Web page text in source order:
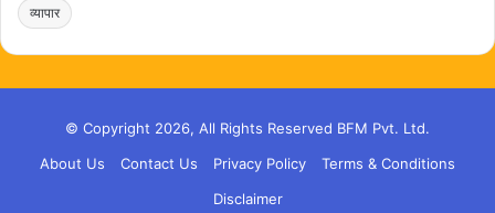
व्यापार
© Copyright 2026, All Rights Reserved BFM Pvt. Ltd.
About Us
Contact Us Privacy Policy
Terms & Conditions
Disclaimer